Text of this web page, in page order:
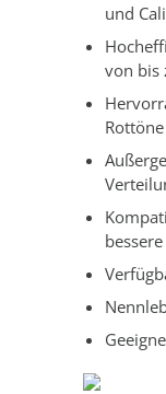
und
von bis